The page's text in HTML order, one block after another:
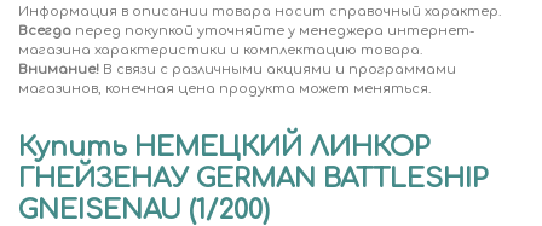
Информация в описании товара носит справочный характер.
Всегда перед покупкой уточняйте у менеджера интернет-
магазина характеристики и комплектацию товара.
Внимание! В связи с различными акциями и программами
магазинов, конечная цена продукта может меняться.
Купить НЕМЕЦКИЙ ЛИНКОР
ГНЕЙЗЕНАУ GERMAN BATTLESHIP
GNEISENAU (1/200)